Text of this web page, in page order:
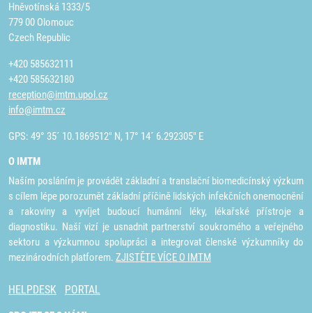
Hněvotínská 1333/5
779 00 Olomouc
Czech Republic
+420 585632111
+420 585632180
reception@imtm.upol.cz
info@imtm.cz
GPS: 49° 35´ 10.1869512" N, 17° 14´ 6.292305" E
O IMTM
Naším posláním je provádět základní a translační biomedicínský výzkum
s cílem lépe porozumět základní příčině lidských infekčních onemocnění
a rakoviny a vyvíjet budoucí humánní léky, lékařské přístroje a
diagnostiku. Naší vizí je usnadnit partnerství soukromého a veřejného
sektoru a výzkumnou spolupráci a integrovat členské výzkumníky do
mezinárodních platforem. ZJISTĚTE VÍCE O IMTM
HELPDESK PORTAL